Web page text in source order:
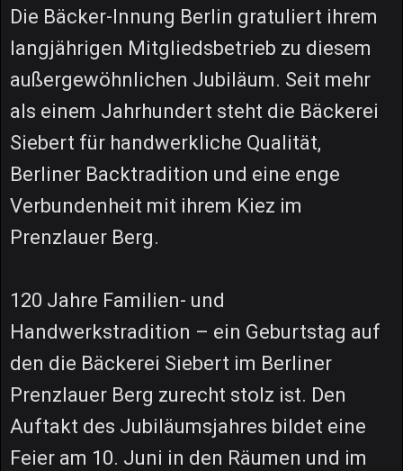
Die Bäcker-Innung Berlin gratuliert ihrem
langjährigen Mitgliedsbetrieb zu diesem
außergewöhnlichen Jubiläum. Seit mehr
als einem Jahrhundert steht die Bäckerei
Siebert für handwerkliche Qualität,
Berliner Backtradition und eine enge
Verbundenheit mit ihrem Kiez im
Prenzlauer Berg.
120 Jahre Familien- und
Handwerkstradition – ein Geburtstag auf
den die Bäckerei Siebert im Berliner
Prenzlauer Berg zurecht stolz ist. Den
Auftakt des Jubiläumsjahres bildet eine
Feier am 10. Juni in den Räumen und im